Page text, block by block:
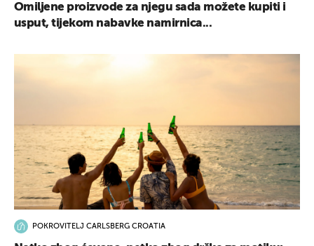
Omiljene proizvode za njegu sada možete kupiti i
usput, tijekom nabavke namirnica...
POKROVITELJ CARLSBERG CROATIA